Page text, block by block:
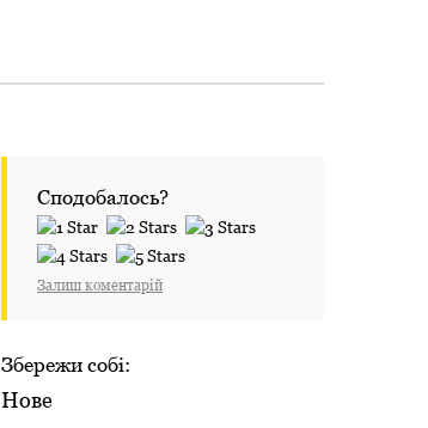
Сподобалось?
Залиш коментарій
Збережи собі:
Нове